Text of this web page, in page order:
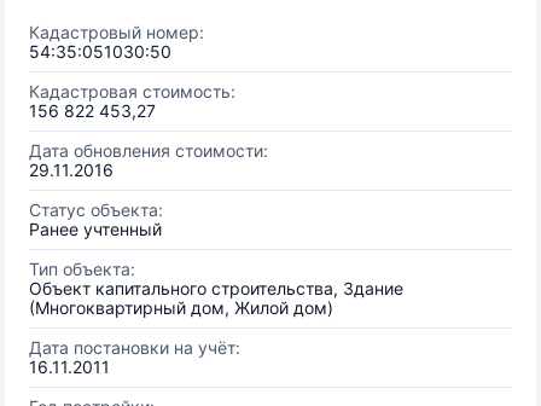
Кадастровый номер:
54:35:051030:50
Кадастровая стоимость:
156 822 453,27
Дата обновления стоимости:
29.11.2016
Статус объекта:
Ранее учтенный
Тип объекта:
Объект капитального строительства, Здание
(Многоквартирный дом, Жилой дом)
Дата постановки на учёт:
16.11.2011